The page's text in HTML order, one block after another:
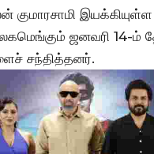
குமாரசாமி
ஜனவரி 14-ம்
சந்தித்தனர்.